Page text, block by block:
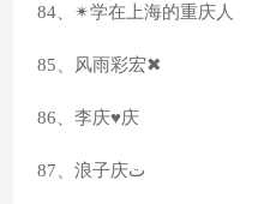
84、✴学在上海的重庆人
85、风雨彩宏✖
86、李庆♥庆
87、浪子庆ت